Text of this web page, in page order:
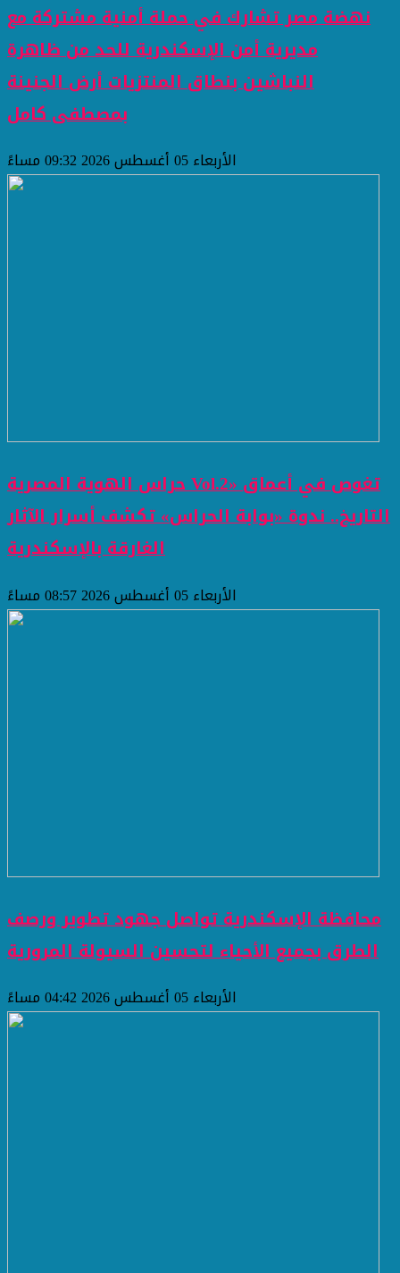
نهضة مصر تشارك في حملة أمنية مشتركة مع
مديرية أمن الإسكندرية للحد من ظاهرة
النباشين بنطاق المنتزيات أرض الجنينة
بمصطفى كامل
الأربعاء 05 أغسطس 2026 09:32 مساءً
حراس الهوية المصرية Vol.2» تغوص في أعماق
التاريخ.. ندوة «بوابة الحراس» تكشف أسرار الآثار
الغارقة بالإسكندرية
الأربعاء 05 أغسطس 2026 08:57 مساءً
محافظة الإسكندرية تواصل جهود تطوير ورصف
الطرق بجميع الأحياء لتحسين السيولة المرورية
الأربعاء 05 أغسطس 2026 04:42 مساءً